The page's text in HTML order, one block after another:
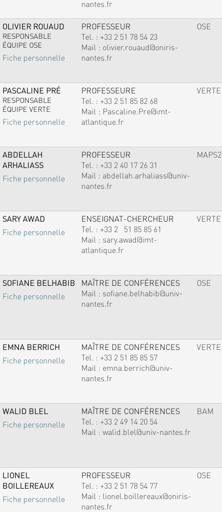
nantes.fr
OLIVIER ROUAUD
RESPONSABLE
ÉQUIPE OSE
Fiche personnelle
PROFESSEUR
Tel. : +33 2 51 78 54 23
Mail : olivier.rouaud@oniris-
nantes.fr
OSE
PASCALINE PRÉ
RESPONSABLE
ÉQUIPE VERTE
Fiche personnelle
PROFESSEURE
Tel. : +33 2 51 85 82 68
Mail : Pascaline.Pre@imt-
atlantique.fr
VERTE
ABDELLAH
ARHALIASS
Fiche personnelle
PROFESSEUR
Tel. : +33 2 40 17 26 31
Mail : abdellah.arhaliass@univ-
nantes.fr
MAPS2
SARY AWAD
Fiche personnelle
ENSEIGNAT-CHERCHEUR
Tel. : +33 2 51 85 85 61
Mail : sary.awad@imt-
atlantique.fr
VERTE
SOFIANE BELHABIB
Fiche personnelle
MAÎTRE DE CONFÉRENCES
Mail : sofiane.belhabib@univ-
nantes.fr
OSE
EMNA BERRICH
Fiche personnelle
MAÎTRE DE CONFÉRENCES
Tel. : +33 2 51 85 85 57
Mail : emna.berrich@univ-
nantes.fr
VERTE
WALID BLEL
Fiche personnelle
MAÎTRE DE CONFÉRENCES
Tel. : +33 2 49 14 20 54
Mail : walid.blel@univ-nantes.fr
BAM
LIONEL
BOILLEREAUX
Fiche personnelle
PROFESSEUR
Tel. : +33 2 51 78 54 77
Mail : lionel.boillereaux@oniris-
nantes.fr
OSE